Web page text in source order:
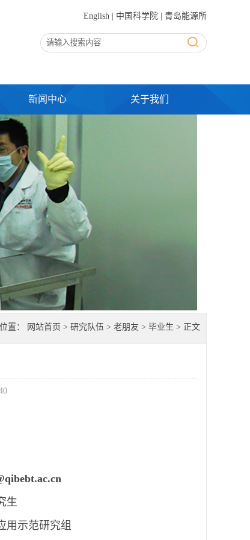
English 中国科学院 青岛能源所
新闻中心 关于我们
位置： 网站首页 > 研究队伍 > 老朋友 > 毕业生 > 正文
生
用示范研究组